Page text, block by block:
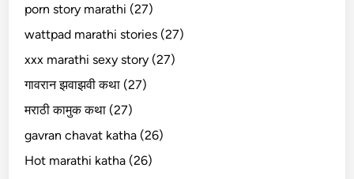
porn story marathi (27)
wattpad marathi stories (27)
xxx marathi sexy story (27)
गावरान झवाझवी कथा (27)
मराठी कामुक कथा (27)
gavran chavat katha (26)
Hot marathi katha (26)